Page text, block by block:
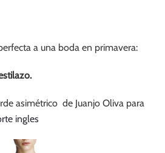
a una boda en primavera:
asimétrico de Juanjo Oliva para
ingles